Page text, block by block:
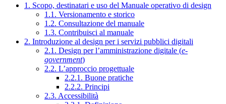
1. Scopo, destinatari e uso del Manuale operativo di design
1.1. Versionamento e storico
1.2. Consultazione del manuale
1.3. Contribuisci al manuale
2. Introduzione al design per i servizi pubblici digitali
2.1. Design per l’amministrazione digitale (e-
government)
2.2. L’approccio progettuale
2.2.1. Buone pratiche
2.2.2. Principi
2.3. Accessibilità